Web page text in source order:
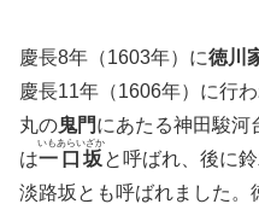
慶長8年（1603年）に徳川
慶長11年（1606年）に行
丸の鬼門にあたる神田駿河
は一口坂
いもあらいざか
と呼ばれ、後に
淡路坂とも呼ばれました。